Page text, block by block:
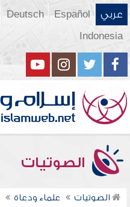
عربي Español
Deutsch
Indonesia
الصوتيات
الصوتيات علماء ودعاة